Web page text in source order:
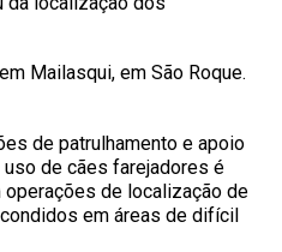
Mailasqui, em São Roque.
de patrulhamento e apoio
uso de cães farejadores é
de localização de
em áreas de difícil